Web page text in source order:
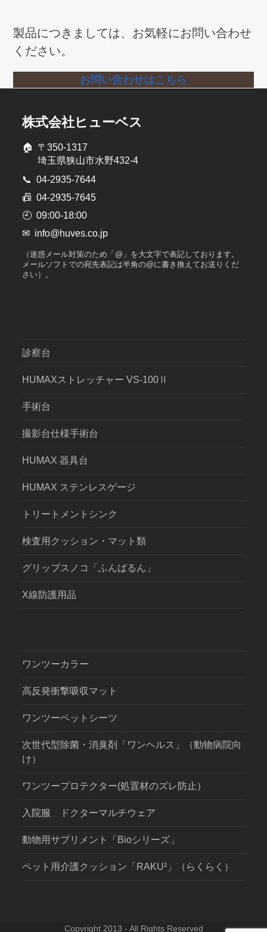
製品につきましては、お気軽にお問い合わせ
ください。
お問い合わせはこちら
株式会社ヒューベス
🏠
〒350-1317
埼玉県狭山市水野432-4
📞
04-2935-7644
📠 04-2935-7645
🕘 09:00-18:00
✉ info@huves.co.jp
（迷惑メール対策のため「@」を大文字で表記しております。
メールソフトでの宛先表記は半角の@に書き換えてお送りくだ
さい）。
診察台
HUMAXストレッチャー VS-100Ⅱ
手術台
撮影台仕様手術台
HUMAX 器具台
HUMAX ステンレスゲージ
トリートメントシンク
検査用クッション・マット類
グリップスノコ「ふんばるん」
X線防護用品
ワンツーカラー
高反発衝撃吸収マット
ワンツーペットシーツ
次世代型除菌・消臭剤「ワンヘルス」（動物病院向
け）
ワンツープロテクター(処置材のズレ防止）
入院服 ドクターマルチウェア
動物用サプリメント「Bioシリーズ」
ペット用介護クッション「RAKU²」（らくらく）
Copyright 2013 - All Rights Reserved